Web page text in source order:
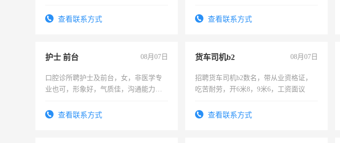
查看联系方式
试用期1-3个月，转正后交纳五险，
查看联系方式
护士 前台 08月07日
口腔诊所聘护士及前台，女，非医学专
业也可，形象好，气质佳，沟通能力
查看联系方式
货车司机b2 08月07日
招聘货车司机b2数名，带从业资格证，
吃苦耐劳，开6米8，9米6，工资面议
查看联系方式